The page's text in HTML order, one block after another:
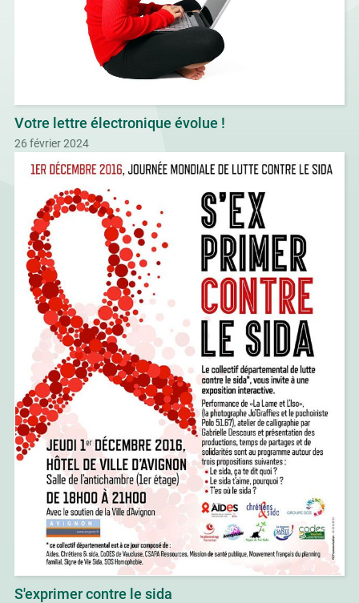
Votre lettre électronique évolue !
26 février 2024
S'exprimer contre le sida